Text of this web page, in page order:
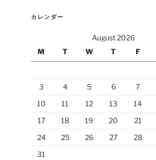
カレンダー
August 2026
M
T W T F
3
4 5 6 7
10
11 12 13 14
17
18 19 20 21
24
25 26 27 28
31